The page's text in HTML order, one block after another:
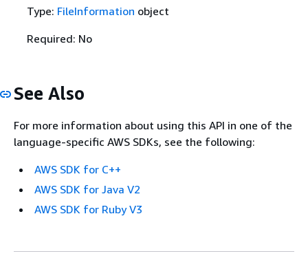
Type: FileInformation object
Required: No
See Also
For more information about using this API in one of the
language-specific AWS SDKs, see the following:
AWS SDK for C++
AWS SDK for Java V2
AWS SDK for Ruby V3